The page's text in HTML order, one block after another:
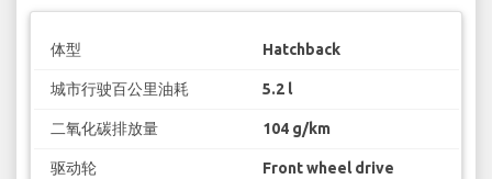
体型 Hatchback
城市行驶百公里油耗 5.2 l
二氧化碳排放量 104 g/km
驱动轮 Front wheel drive